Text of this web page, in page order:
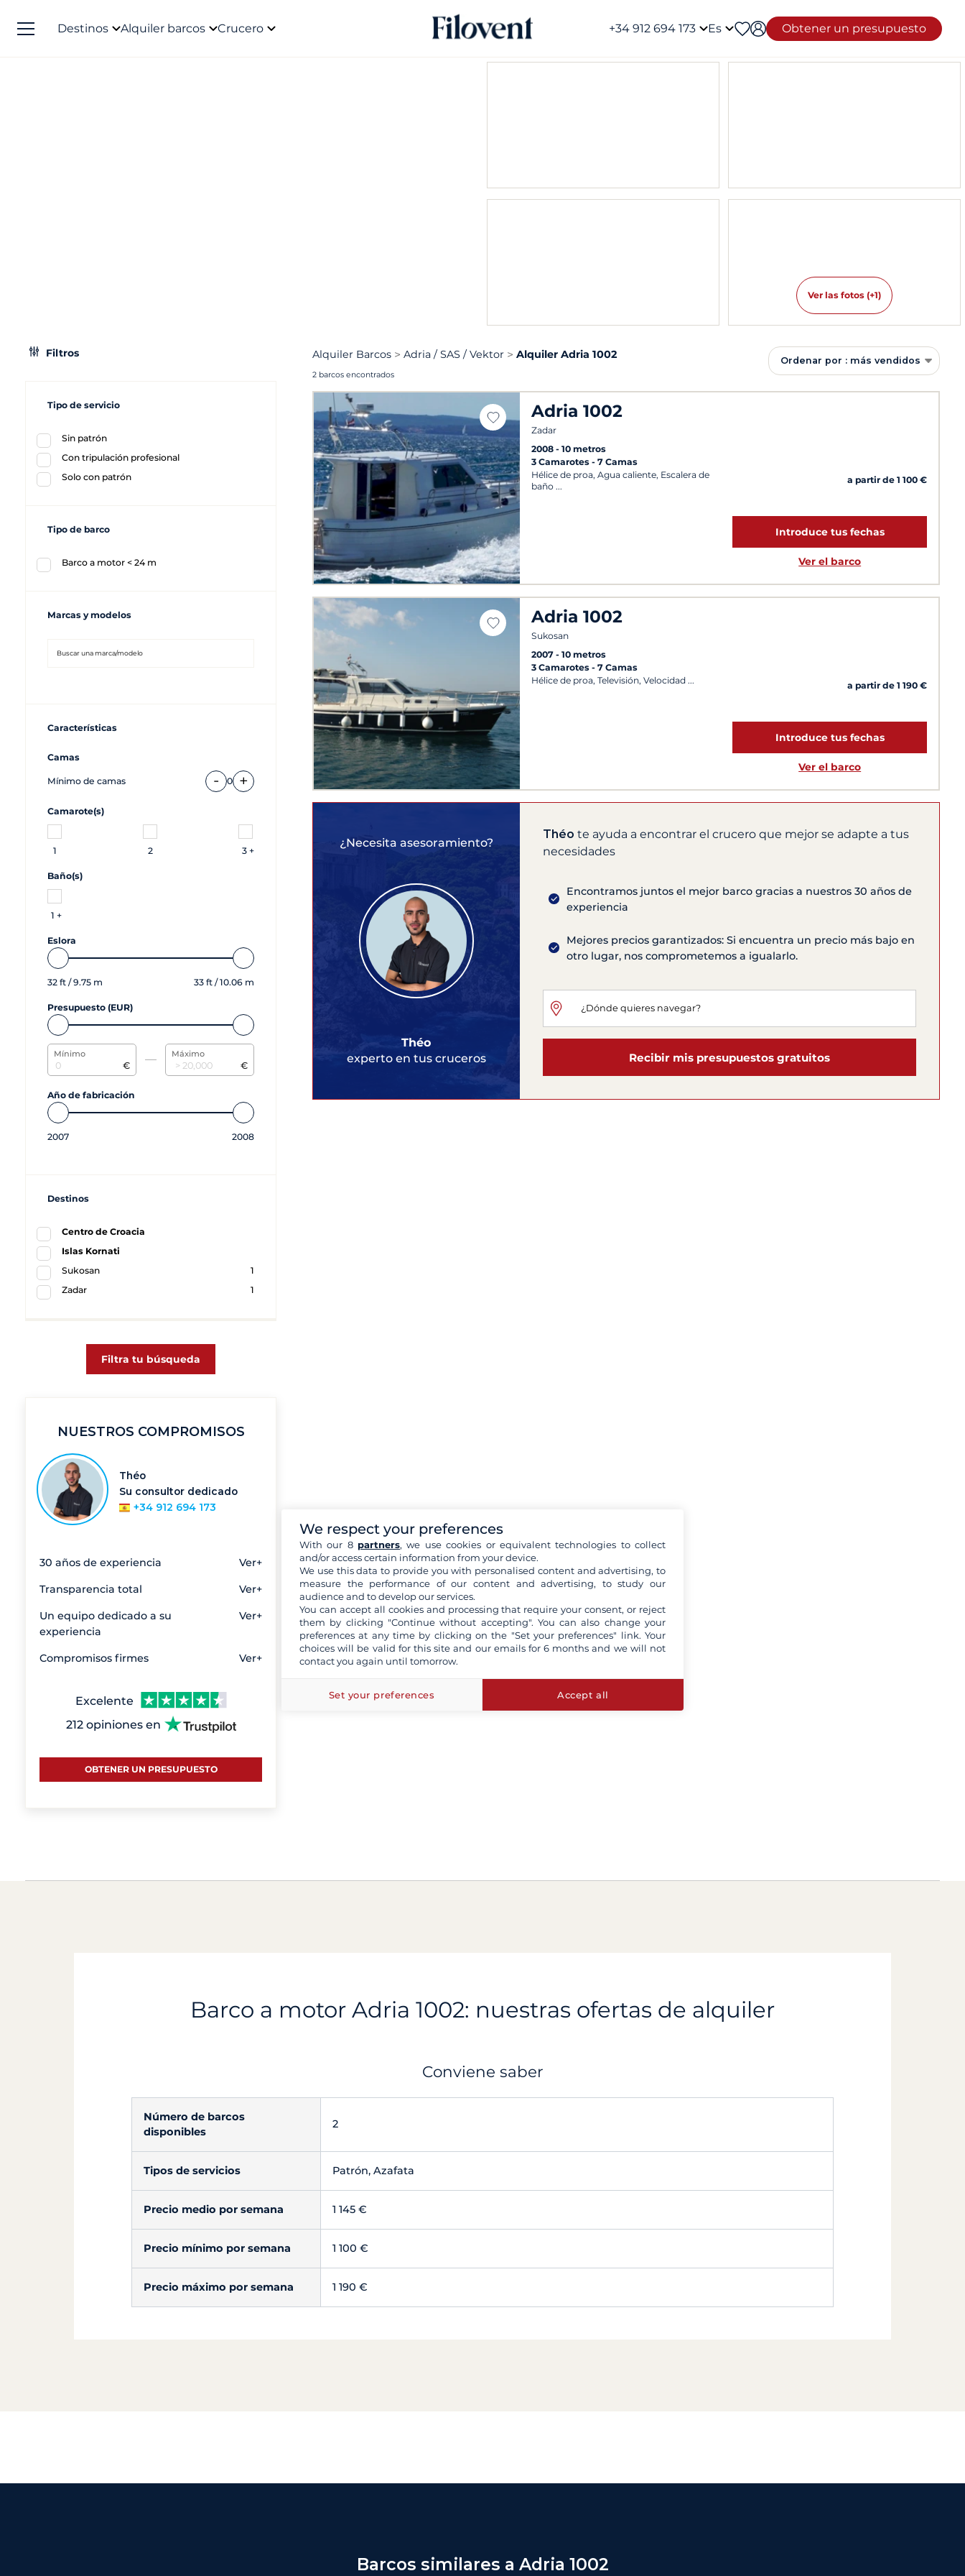
Destinos Alquiler barcos Crucero +34 912 694 173 Es Obtener un presupuesto
Ver las fotos (+1)
Filtros
Tipo de servicio
Sin patrón
Con tripulación profesional
Solo con patrón
Tipo de barco
Barco a motor < 24 m
Marcas y modelos
Características
Camas
Mínimo de camas - 0 +
Camarote(s)
1 2 3 +
Baño(s)
1 +
Eslora
32 ft /9.75 m 33 ft /10.06 m
Presupuesto (EUR)
Mínimo
€
Máximo
€
Año de fabricación
2007 2008
Destinos
Centro de Croacia
Islas Kornati
Sukosan
1
Zadar
1
Filtra tu búsqueda
NUESTROS COMPROMISOS
Théo
Su consultor dedicado
+34 912 694 173
30 años de experiencia Ver+
Transparencia total Ver+
Un equipo dedicado a su
experiencia
Ver+
Compromisos firmes Ver+
Excelente
212 opiniones en
OBTENER UN PRESUPUESTO
Alquiler Barcos Adria / SAS / Vektor Alquiler Adria 1002
2 barcos encontrados
Ordenar por : más vendidos
Adria 1002
Zadar
2008
10 metros
3 Camarotes 7 Camas
Hélice de proa, Agua caliente, Escalera de
baño
a partir de 1 100 €
Introduce tus fechas
Ver el barco
Adria 1002
Sukosan
2007
10 metros
3 Camarotes 7 Camas
Hélice de proa, Televisión, Velocidad
a partir de 1 190 €
Introduce tus fechas
Ver el barco
¿Necesita asesoramiento?
Théo
experto en tus cruceros
Théo te ayuda a encontrar el crucero que mejor se adapte a tus
necesidades
Encontramos juntos el mejor barco gracias a nuestros 30 años de
experiencia
Mejores precios garantizados: Si encuentra un precio más bajo en
otro lugar, nos comprometemos a igualarlo.
Recibir mis presupuestos gratuitos
Barco a motor Adria 1002: nuestras ofertas de alquiler
Conviene saber
Número de barcos
disponibles
2
Tipos de servicios Patrón, Azafata
Precio medio por semana 1 145 €
Precio mínimo por semana 1 100 €
Precio máximo por semana 1 190 €
Barcos similares a Adria 1002
We respect your preferences
With our 8 partners, we use cookies or equivalent technologies to collect
and/or access certain information from your device.
We use this data to provide you with personalised content and advertising, to
measure the performance of our content and advertising, to study our
audience and to develop our services.
You can accept all cookies and processing that require your consent, or reject
them by clicking "Continue without accepting". You can also change your
preferences at any time by clicking on the "Set your preferences" link. Your
choices will be valid for this site and our emails for 6 months and we will not
contact you again until tomorrow.
Set your preferences Accept all